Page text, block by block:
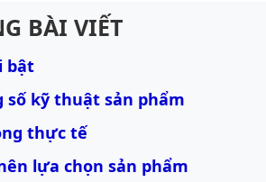
sản phẩm
BÀI VIẾT
bật
số kỹ thuật sản phẩm
thực tế
lựa chọn sản phẩm